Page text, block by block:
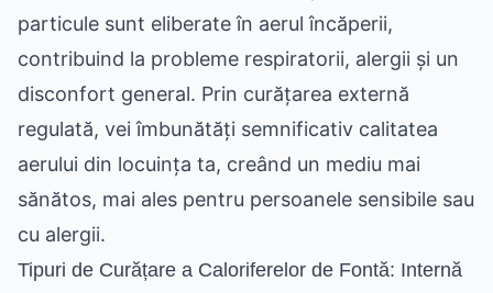
particule sunt eliberate în aerul încăperii,
contribuind la probleme respiratorii, alergii și un
disconfort general. Prin curățarea externă
regulată, vei îmbunătăți semnificativ calitatea
aerului din locuința ta, creând un mediu mai
sănătos, mai ales pentru persoanele sensibile sau
cu alergii.
Tipuri de Curățare a Caloriferelor de Fontă: Internă